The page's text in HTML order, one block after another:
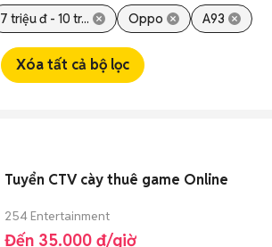
7 triệu đ - 10 tr... Oppo A93
Xóa tất cả bộ lọc
Tuyển CTV cày thuê game Online
254 Entertainment
Đến 35.000 đ/giờ